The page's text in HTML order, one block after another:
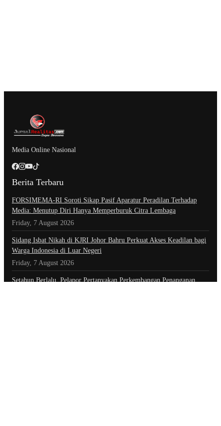
Media Online Nasional
Berita Terbaru
​FORSIMEMA-RI Soroti Sikap Pasif Aparatur Peradilan Terhadap
Media: Menutup Diri Hanya Memperburuk Citra Lembaga
Friday, 7 August 2026
Sidang Isbat Nikah di KJRI Johor Bahru Perkuat Akses Keadilan bagi
Warga Indonesia di Luar Negeri
Friday, 7 August 2026
Setahun Berlalu, Pelapor Pertanyakan Perkembangan Penanganan